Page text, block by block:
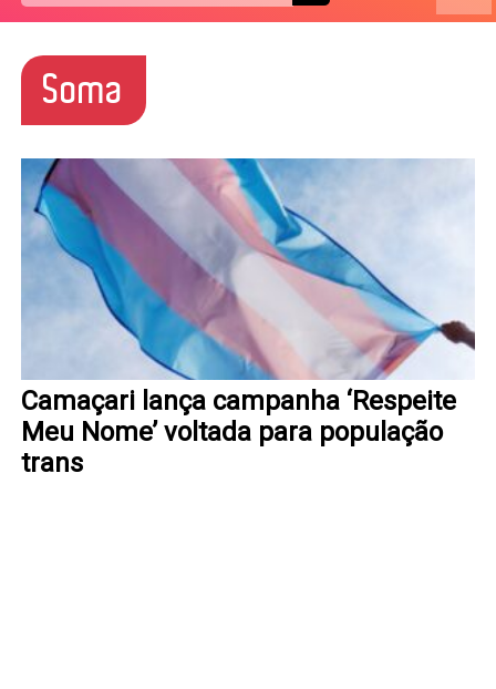
Soma
Camaçari lança campanha ‘Respeite
Meu Nome’ voltada para população
trans